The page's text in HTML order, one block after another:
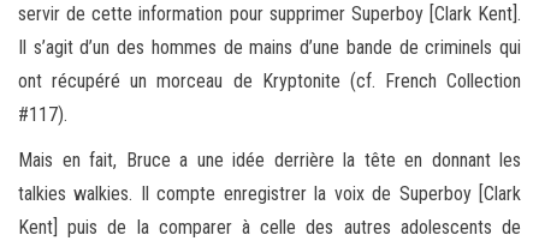
servir de cette information pour supprimer Superboy [Clark Kent].
Il s’agit d’un des hommes de mains d’une bande de criminels qui
ont récupéré un morceau de Kryptonite (cf. French Collection
#117).
Mais en fait, Bruce a une idée derrière la tête en donnant les
talkies walkies. Il compte enregistrer la voix de Superboy [Clark
Kent] puis de la comparer à celle des autres adolescents de